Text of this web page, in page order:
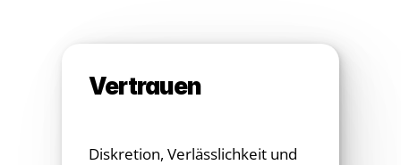
Vertrauen
Diskretion, Verlässlichkeit und